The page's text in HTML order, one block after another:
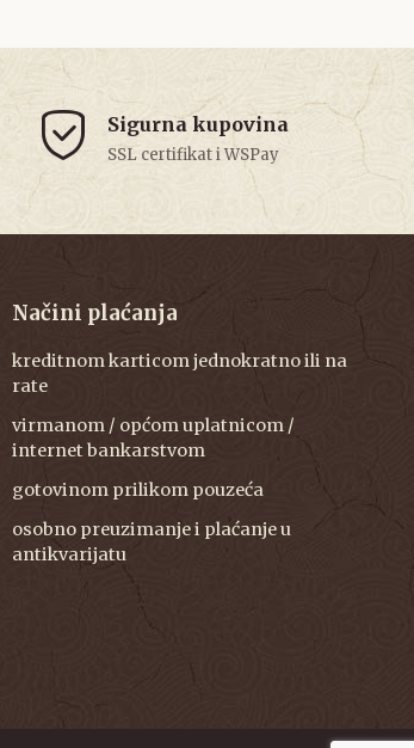
Sigurna kupovina
SSL certifikat i WSPay
Načini plaćanja
kreditnom karticom jednokratno ili na
rate
virmanom / općom uplatnicom /
internet bankarstvom
gotovinom prilikom pouzeća
osobno preuzimanje i plaćanje u
antikvarijatu